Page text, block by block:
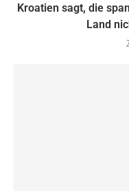
Kroatien sagt, die
Land